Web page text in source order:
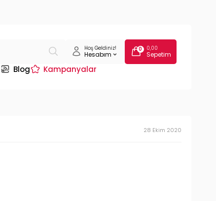
Hoş Geldiniz!
Hesabım
0 0,00
Sepetim
Blog Kampanyalar
28 Ekim 2020